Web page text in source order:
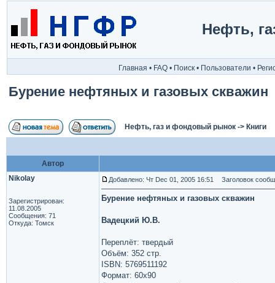
Нефть,
Главная • FAQ • Поиск • Пользователи •
Бурение нефтяных и газовых скважин
Нефть, газ и фондовый рынок -> Книги
Автор
Nikolay
Зарегистрирован:
11.08.2005
Сообщения: 71
Откуда: Томск
Добавлено: Чт Dec 01, 2005 16:51 Заголовок
Бурение нефтяных и газовых скважин
Вадецкий Ю.В.
Переплёт: твердый
Объём: 352 стр.
ISBN: 5769511192
Формат: 60х90